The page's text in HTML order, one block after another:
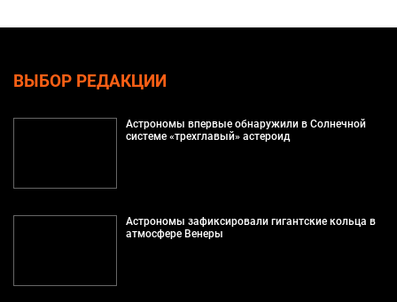
ВЫБОР РЕДАКЦИИ
Астрономы впервые обнаружили в Солнечной
системе «трехглавый» астероид
Астрономы зафиксировали гигантские кольца в
атмосфере Венеры